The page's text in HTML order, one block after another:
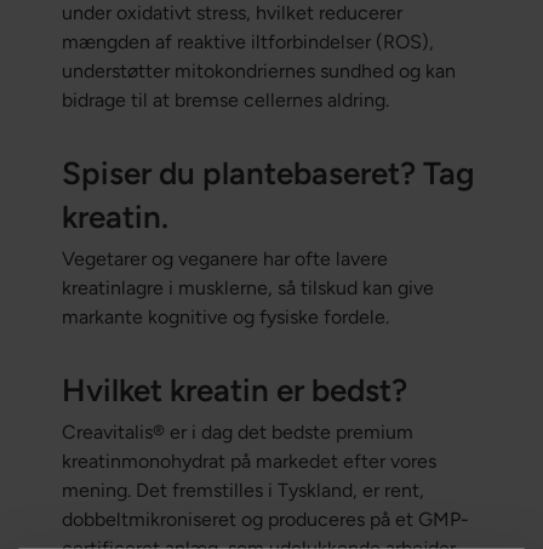
under oxidativt stress, hvilket reducerer
mængden af reaktive iltforbindelser (ROS),
understøtter mitokondriernes sundhed og kan
bidrage til at bremse cellernes aldring.
Spiser du plantebaseret? Tag
kreatin.
Vegetarer og veganere har ofte lavere
kreatinlagre i musklerne, så tilskud kan give
markante kognitive og fysiske fordele.
Hvilket kreatin er bedst?
Creavitalis® er i dag det bedste premium
kreatinmonohydrat på markedet efter vores
mening. Det fremstilles i Tyskland, er rent,
dobbeltmikroniseret og produceres på et GMP-